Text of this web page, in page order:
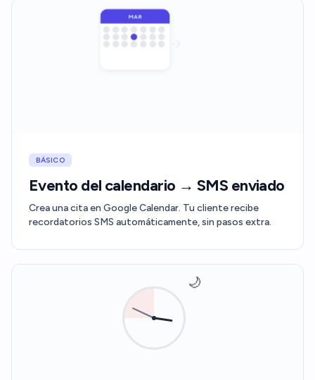
MAR
BÁSICO
Evento del calendario → SMS enviado
Crea una cita en Google Calendar. Tu cliente recibe
recordatorios SMS automáticamente, sin pasos extra.
🌙